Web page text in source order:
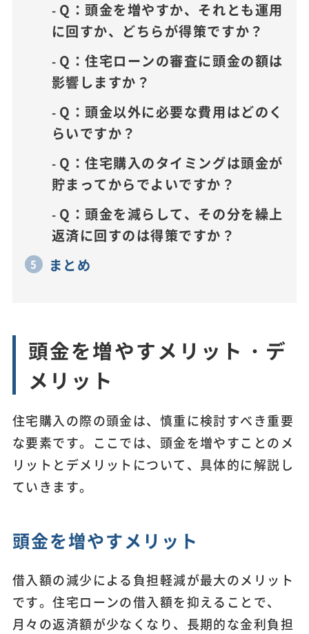
Q：頭金を増やすか、それとも運用
に回すか、どちらが得策ですか？
Q：住宅ローンの審査に頭金の額は
影響しますか？
Q：頭金以外に必要な費用はどのく
らいですか？
Q：住宅購入のタイミングは頭金が
貯まってからでよいですか？
Q：頭金を減らして、その分を繰上
返済に回すのは得策ですか？
まとめ
頭金を増やすメリット・デ
メリット
住宅購入の際の頭金は、慎重に検討すべき重要
な要素です。ここでは、頭金を増やすことのメ
リットとデメリットについて、具体的に解説し
ていきます。
頭金を増やすメリット
借入額の減少による負担軽減が最大のメリット
です。住宅ローンの借入額を抑えることで、
月々の返済額が少なくなり、長期的な金利負担